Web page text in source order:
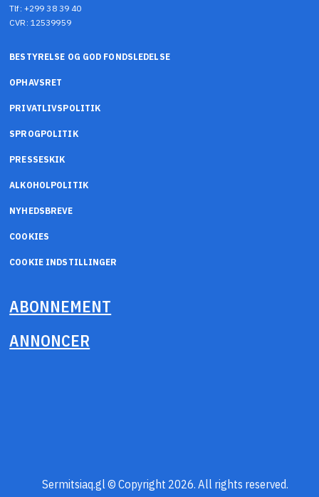
Tlf: +299 38 39 40
CVR: 12539959
BESTYRELSE OG GOD FONDSLEDELSE
OPHAVSRET
PRIVATLIVSPOLITIK
SPROGPOLITIK
PRESSESKIK
ALKOHOLPOLITIK
NYHEDSBREVE
COOKIES
COOKIE INDSTILLINGER
ABONNEMENT
ANNONCER
Sermitsiaq.gl © Copyright 2026. All rights reserved.